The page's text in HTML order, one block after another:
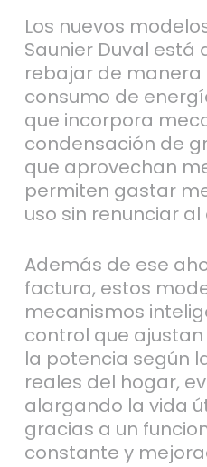
Los nuevos
Saunier Duval está
rebajar de manera
consumo de
que incorpora
condensación de
que aprovechan
permiten gastar
uso sin renunciar
Además de ese
factura, estos
mecanismos
control que
la potencia según
reales del hogar,
alargando la vida
gracias a un
constante y